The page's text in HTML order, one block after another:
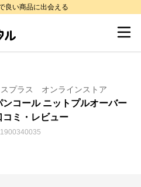
良い商品に出会える
スプラス オンラインストア
ンコール ニットプルオーバー
コミ・レビュー